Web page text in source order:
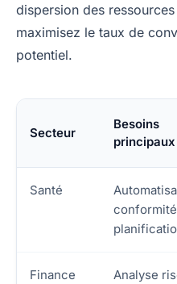
dispersion des
maximisez le taux de
potentiel.
Secteur
Besoins
principaux
Santé
Finance
Analyse